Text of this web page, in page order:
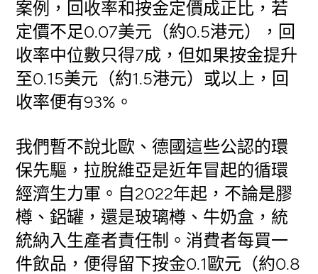
案例，回收率和按金定價成正比，若
定價不足0.07美元（約0.5港元），回
收率中位數只得7成，但如果按金提升
至0.15美元（約1.5港元）或以上，回
收率便有93%。
我們暫不說北歐、德國這些公認的環
保先驅，拉脫維亞是近年冒起的循環
經濟生力軍。自2022年起，不論是膠
樽、鋁罐，還是玻璃樽、牛奶盒，統
統納入生產者責任制。消費者每買一
件飲品，便得留下按金0.1歐元（約0.8